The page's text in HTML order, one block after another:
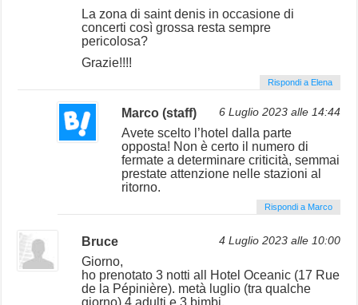
La zona di saint denis in occasione di
concerti così grossa resta sempre
pericolosa?
Grazie!!!!
Rispondi a Elena
Marco (staff) 6 Luglio 2023 alle 14:44
Avete scelto l’hotel dalla parte
opposta! Non è certo il numero di
fermate a determinare criticità, semmai
prestate attenzione nelle stazioni al
ritorno.
Rispondi a Marco
Bruce 4 Luglio 2023 alle 10:00
Giorno,
ho prenotato 3 notti all Hotel Oceanic (17 Rue
de la Pépinière). metà luglio (tra qualche
giorno) 4 adulti e 3 bimbi.